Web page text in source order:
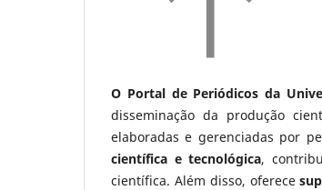
O Portal de Periódicos da
disseminação da produção
elaboradas e gerenciadas por
científica e tecnológica,
científica. Além disso, oferece